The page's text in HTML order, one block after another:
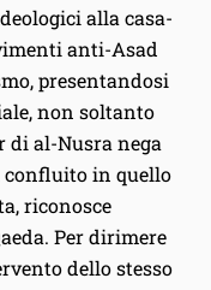
alla casa-
anti-Asad
presentandosi
non soltanto
di al-Nusra nega
confluito in quello
riconosce
Per dirimere
dello stesso